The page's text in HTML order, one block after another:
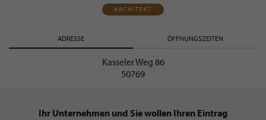
ARCHITEKT
ADRESSE ÖFFNUNGSZEITEN
Kasseler Weg 86
50769
Ihr Unternehmen und Sie wollen Ihren Eintrag